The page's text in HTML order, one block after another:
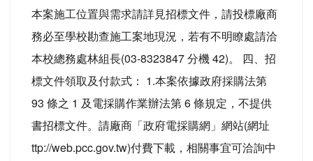
本案施工位置與需求請詳見招標文件，請投標廠商
務必至學校勘查施工案地現況，若有不明瞭處請洽
本校總務處林組長(03-8323847 分機 42)。 四、招
標文件領取及付款式： 1.本案依據政府採購法第
93 條之 1 及電採購作業辦法第 6 條規定，不提供
書招標文件。請廠商「政府電採購網」網站(網址
ttp://web.pcc.gov.tw)付費下載，相關事宜可洽詢中